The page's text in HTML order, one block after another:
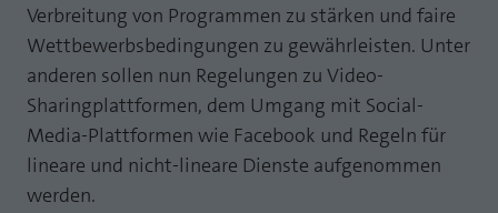
Verbreitung von Programmen zu stärken und faire
Wettbewerbsbedingungen zu gewährleisten. Unter
anderen sollen nun Regelungen zu Video-
Sharingplattformen, dem Umgang mit Social-
Media-Plattformen wie Facebook und Regeln für
lineare und nicht-lineare Dienste aufgenommen
werden.
Zweck
Dieses Cookie ist ein Standard-Session-
Cookie von TYPO3. Es speichert im Falle
eines Benutzer-Logins die Session ID
mithilfe derer der eingeloggte User
wiedererkannt wird, um ihm Zugang zu
geschützten Bereichen zu gewähren.
Name
Anbieter AT INTERNET
Laufzeit
Cookie von AT INTERNET zur Steuerung der
erweiterten Script- und Ereignisbehandlung